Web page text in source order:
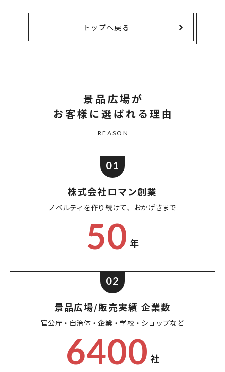
トップへ戻る
景品広場が
お客様に選ばれる理由
REASON
01
株式会社ロマン創業
ノベルティを作り続けて、 おかげさまで
50 年
02
景品広場/販売実績 企業数
官公庁・自治体・企業・学校・ショップなど
6400 社